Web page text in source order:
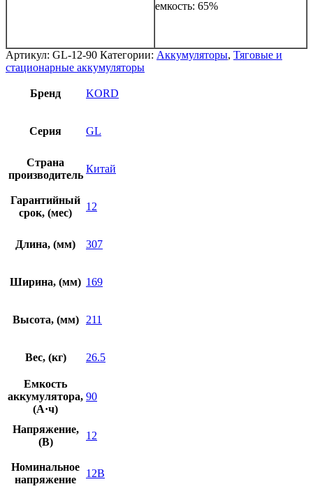
емкость: 65%
Артикул: GL-12-90 Категории: Аккумуляторы, Тяговые и
стационарные аккумуляторы
Бренд KORD
Серия GL
Страна
производитель
Китай
Гарантийный
срок, (мес)
12
Длина, (мм) 307
Ширина, (мм) 169
Высота, (мм) 211
Вес, (кг) 26.5
Емкость
аккумулятора,
(А·ч)
90
Напряжение,
(В)
12
Номинальное
напряжение
12В